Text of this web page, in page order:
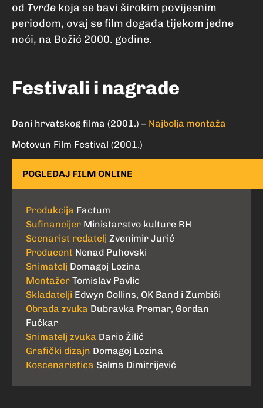
od Tvrđe koja se bavi širokim povijesnim
periodom, ovaj se film događa tijekom jedne
noći, na Božić 2000. godine.
Festivali i nagrade
Dani hrvatskog filma (2001.) – Najbolja montaža
Motovun Film Festival (2001.)
POGLEDAJ FILM ONLINE
Produkcija Factum
Sufinancijer Ministarstvo kulture RH
Scenarist redatelj Zvonimir Jurić
Producent Nenad Puhovski
Snimatelj Domagoj Lozina
Montažer Tomislav Pavlic
Skladatelji Edwyn Collins, OK Band i Zumbići
Obrada zvuka Dubravka Premar, Gordan
Fučkar
Snimatelj zvuka Dario Žilić
Grafički dizajn Domagoj Lozina
Koscenaristica Selma Dimitrijević